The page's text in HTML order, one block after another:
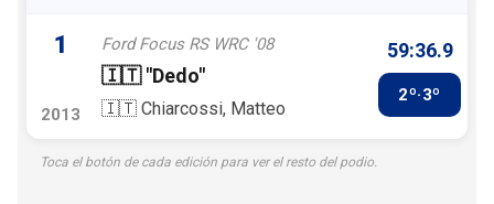
1
2013
Ford Focus RS WRC '08
🇮🇹 "Dedo"
🇮🇹 Chiarcossi, Matteo
59:36.9
2º·3º
Toca el botón de cada edición para ver el resto del podio.